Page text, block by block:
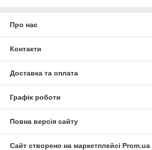
Про нас
Контакти
Доставка та оплата
Графік роботи
Повна версія сайту
Сайт створено на маркетплейсі Prom.ua